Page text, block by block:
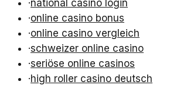
·national casino login
·online casino bonus
·online casino vergleich
·schweizer online casino
·seriöse online casinos
·high roller casino deutsch